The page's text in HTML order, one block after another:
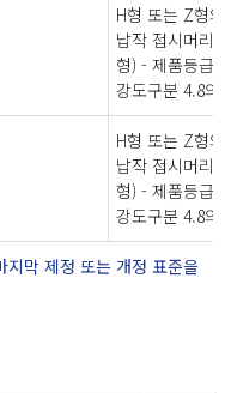
H형 또는 Z형의
납작 접시머리
형) - 제품등급
강도구분 4.8의
H형 또는 Z형의
납작 접시머리
형) - 제품등급
강도구분 4.8의
막 제정 또는 개정 표준을